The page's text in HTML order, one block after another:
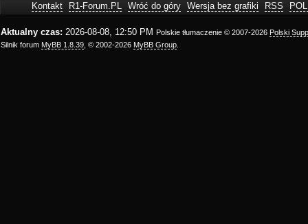
Kontakt R1-Forum.PL Wróć do góry Wersja bez grafiki RSS
Aktualny czas: 2026-08-08, 12:50 PM Polskie tłumaczenie © 2007-2026 Polski
Silnik forum MyBB 1.8.39 , © 2002-2026 MyBB Group